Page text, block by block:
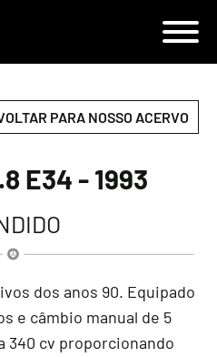
PARA NOSSO ACERVO
E34 - 1993
dos anos 90. Equipado
e câmbio manual de 5
340 cv proporcionando